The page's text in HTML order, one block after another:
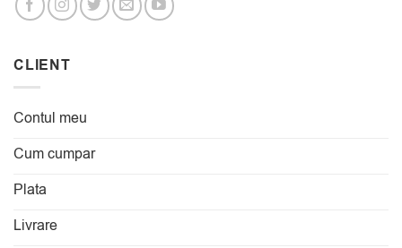
CLIENT
Contul meu
Cum cumpar
Plata
Livrare